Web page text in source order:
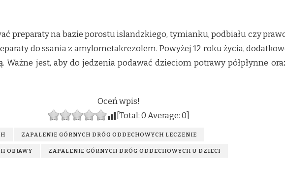
preparaty na bazie porostu islandzkiego, tymianku, podbiału czy
do ssania z amylometakrezolem. Powyżej 12 roku życia,
jest, aby do jedzenia podawać dzieciom potrawy półpłynne
Oceń wpis!
[Total:0Average:0]
ZAPALENIE GÓRNYCH DRÓG ODDECHOWYCH LECZENIE
OBJAWY ZAPALENIE GÓRNYCH DRÓG ODDECHOWYCH U DZIECI